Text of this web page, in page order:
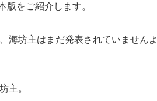
をご紹介します。
海坊主はまだ発表されていませんよ
主。